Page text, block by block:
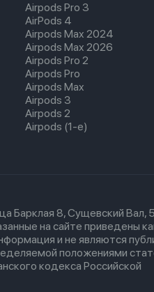
Airpods Pro 3
AirPods 4
Airpods Max 2024
Airpods Max 2026
Airpods Pro 2
Airpods Pro
Airpods Max
Airpods 3
Airpods 2
Airpods (1-е)
Барклая 8, Сущевский Вал,
на сайте приведены
и не являются
положениями
кодекса Российской